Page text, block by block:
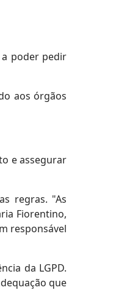
poder pedir
aos órgãos
e assegurar
regras. "As
Fiorentino,
responsável
da LGPD.
que